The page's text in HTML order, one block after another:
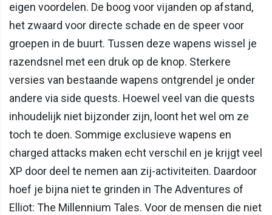
eigen voordelen. De boog voor vijanden op afstand,
het zwaard voor directe schade en de speer voor
groepen in de buurt. Tussen deze wapens wissel je
razendsnel met een druk op de knop. Sterkere
versies van bestaande wapens ontgrendel je onder
andere via side quests. Hoewel veel van die quests
inhoudelijk niet bijzonder zijn, loont het wel om ze
toch te doen. Sommige exclusieve wapens en
charged attacks maken echt verschil en je krijgt veel
XP door deel te nemen aan zij-activiteiten. Daardoor
hoef je bijna niet te grinden in The Adventures of
Elliot: The Millennium Tales. Voor de mensen die niet